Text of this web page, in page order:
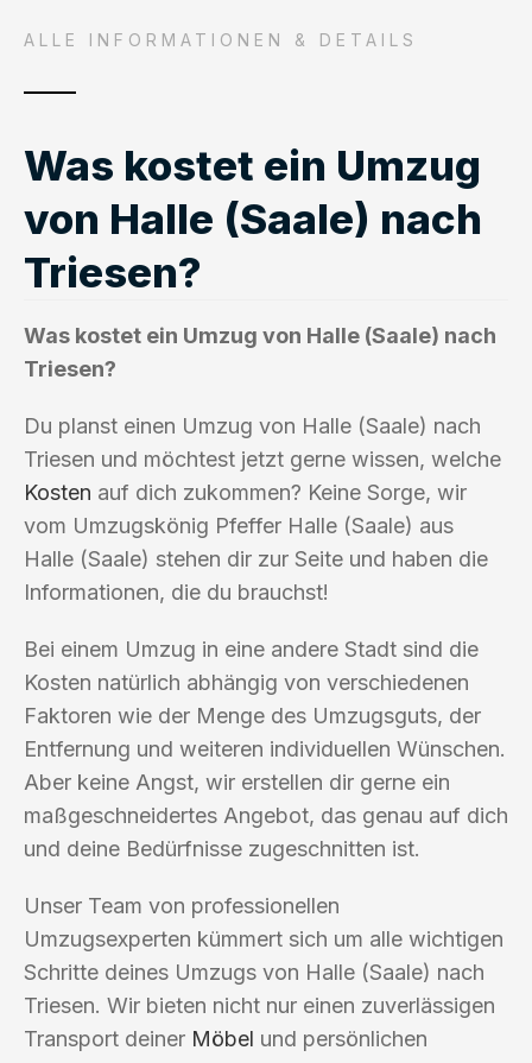
ALLE INFORMATIONEN & DETAILS
Was kostet ein Umzug
von Halle (Saale) nach
Triesen?
Was kostet ein Umzug von Halle (Saale) nach
Triesen?
Du planst einen Umzug von Halle (Saale) nach
Triesen und möchtest jetzt gerne wissen, welche
Kosten auf dich zukommen? Keine Sorge, wir
vom Umzugskönig Pfeffer Halle (Saale) aus
Halle (Saale) stehen dir zur Seite und haben die
Informationen, die du brauchst!
Bei einem Umzug in eine andere Stadt sind die
Kosten natürlich abhängig von verschiedenen
Faktoren wie der Menge des Umzugsguts, der
Entfernung und weiteren individuellen Wünschen.
Aber keine Angst, wir erstellen dir gerne ein
maßgeschneidertes Angebot, das genau auf dich
und deine Bedürfnisse zugeschnitten ist.
Unser Team von professionellen
Umzugsexperten kümmert sich um alle wichtigen
Schritte deines Umzugs von Halle (Saale) nach
Triesen. Wir bieten nicht nur einen zuverlässigen
Transport deiner Möbel und persönlichen